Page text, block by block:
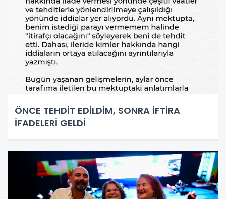
ÖNCE TEHDİT EDİLDİM, SONRA İFTİRA
İFADELERİ GELDİ